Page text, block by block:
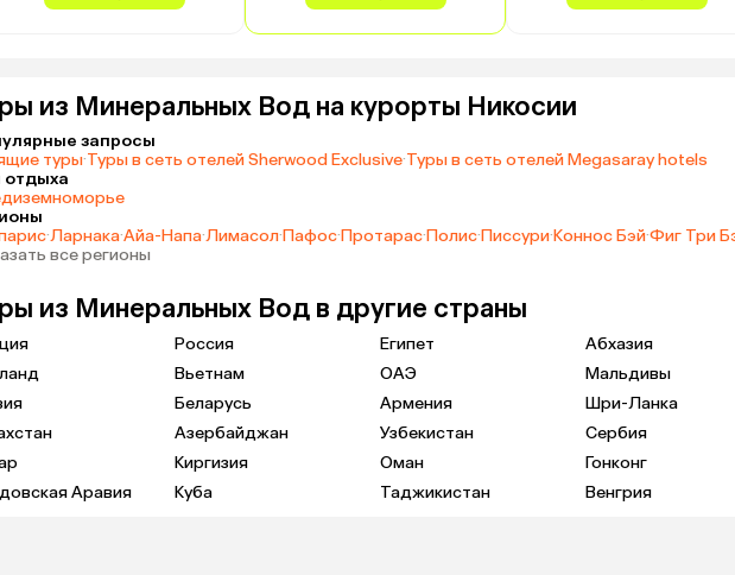
из Минеральных Вод на курорты Никосии
запросы
туры·Туры в сеть отелей Sherwood Exclusive·Туры в сеть отелей Megasaray hotels
отдыха
·Ларнака·Айа-Напа·Лимасол·Пафос·Протарас·Полис·Писсури·Коннос Бэй·Фиг Три
все регионы
из Минеральных Вод в другие страны
Россия Египет
Абхазия
Вьетнам ОАЭ
Мальдивы
Беларусь Армения
Шри-Ланка
Азербайджан Узбекистан
Сербия
Киргизия Оман
Гонконг
Аравия
Куба Таджикистан Венгрия